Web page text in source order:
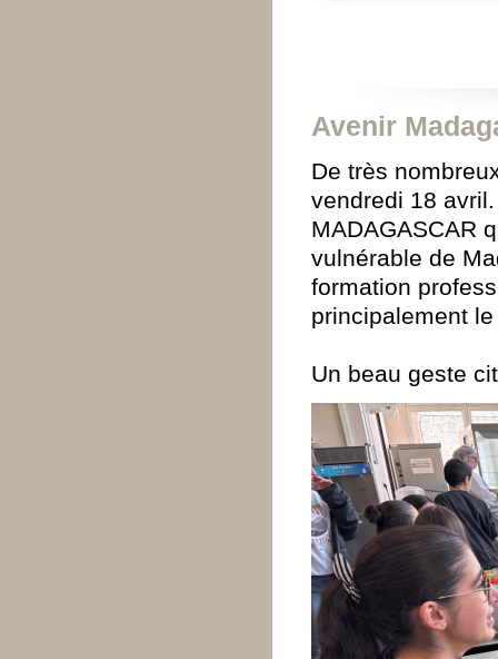
Avenir
De très
vendredi 18
MADAGASCAR
vulnérable de
formation
principalement
Un beau geste